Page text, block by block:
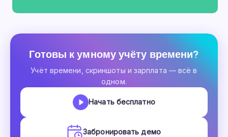
Готовы к умному учёту времени?
Учёт времени, скриншоты и зарплата — всё в
одном.
Начать бесплатно
Забронировать демо